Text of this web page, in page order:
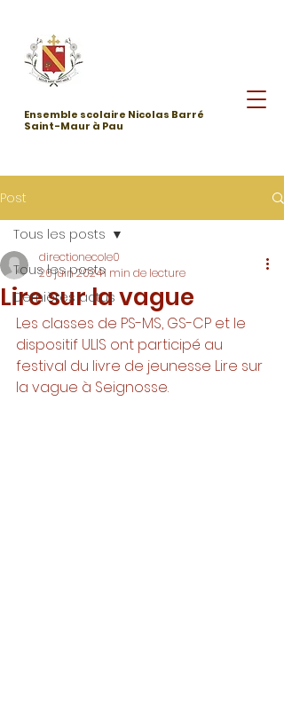
Ensemble scolaire Nicolas Barré
Saint-Maur à Pau
Post
Tous les posts
Dernières actus
Tous les posts
Lire sur la vague
directionecole0
26 juin 20241 min de lecture
Les classes de PS-MS, GS-CP et le
dispositif ULIS ont participé au
festival du livre de jeunesse Lire sur
la vague à Seignosse.